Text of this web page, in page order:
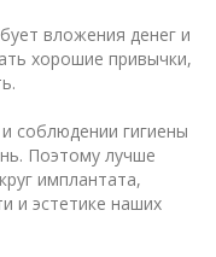
вложения денег и
хорошие привычки,
соблюдении гигиены
Поэтому лучше
имплантата,
и эстетике наших